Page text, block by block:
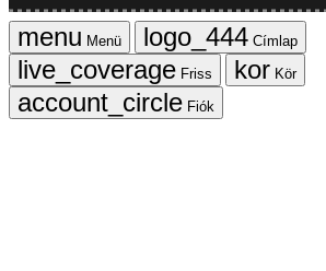
Menü
Címlap
Friss
Kör
Fiók